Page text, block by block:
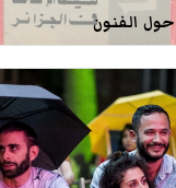
الفنون